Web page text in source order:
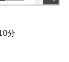
分